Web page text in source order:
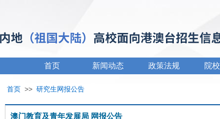
首页 新闻动态 政策法规 院
首页 >> 研究生网报公告
澳门教育及青年发展局 网报公告